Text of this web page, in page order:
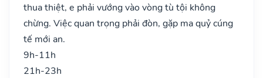
thua thiệt, e phải vướng vào vòng tù tội không
chừng. Việc quan trọng phải đòn, gặp ma quỷ cúng
tế mới an.
9h-11h
21h-23h